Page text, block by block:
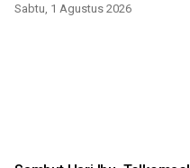
Sabtu, 1 Agustus 2026